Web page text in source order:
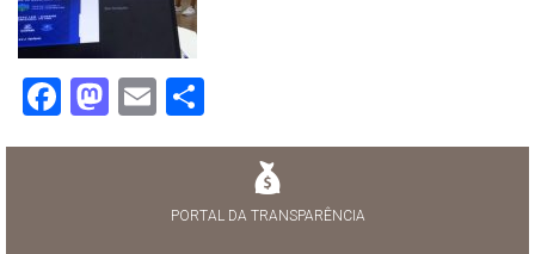
Facebook
Mastodon
Email
PORTAL DA TRANSPARÊNCIA